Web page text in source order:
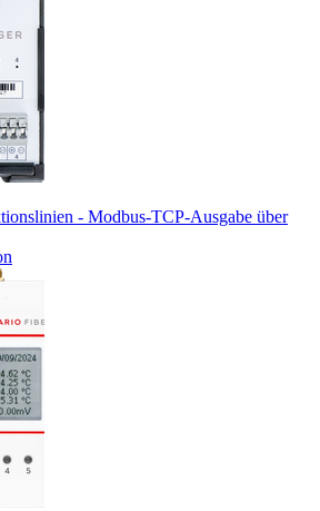
- Modbus-TCP-Ausgabe über